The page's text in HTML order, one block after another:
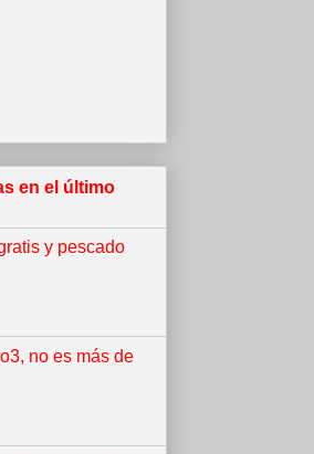
en el último
y pescado
no es más de